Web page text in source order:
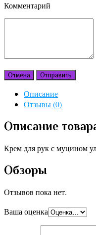
Комментарий
Отмена Отправить
Описание
Отзывы (0)
Описание
Крем для рук с муцином
Обзоры
Отзывов пока нет.
Ваша оценка